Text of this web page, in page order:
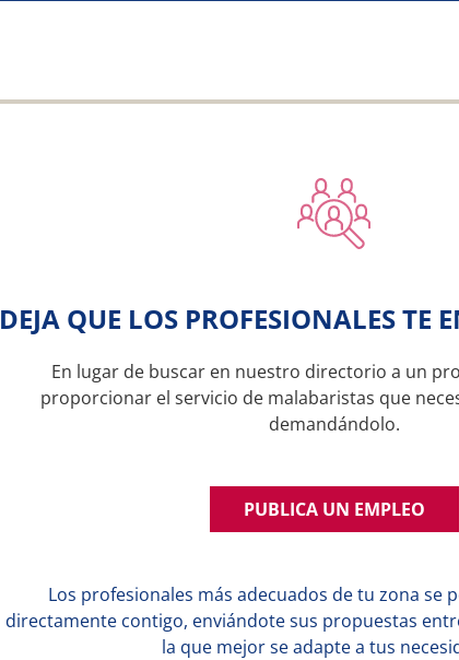
DEJA QUE LOS PROFESIONALES TE
En lugar de buscar en nuestro directorio a un
proporcionar el servicio de malabaristas que
demandándolo.
PUBLICA UN EMPLEO
Los profesionales más adecuados de tu zona se
directamente contigo, enviándote sus propuestas
la que mejor se adapte a tus